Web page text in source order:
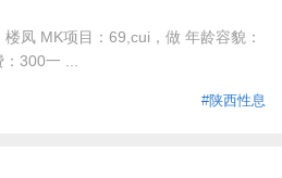
凤 MK项目：69,cui，做 年龄容貌：
300一 ...
#陕西性息